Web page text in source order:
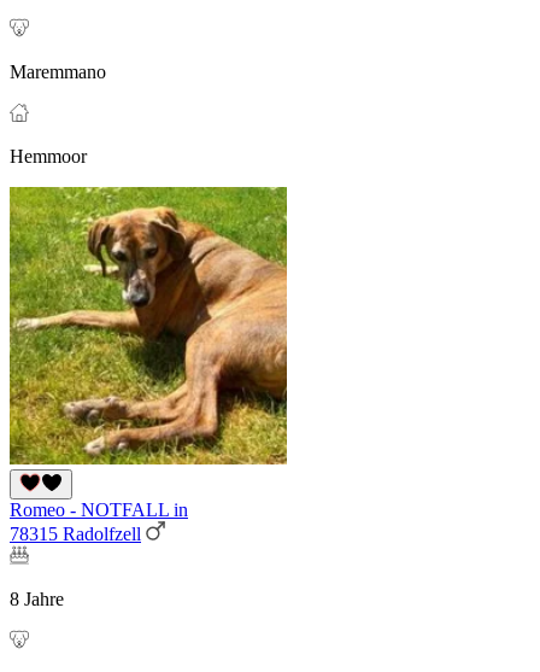
Maremmano
Hemmoor
Romeo - NOTFALL in
78315 Radolfzell
8 Jahre